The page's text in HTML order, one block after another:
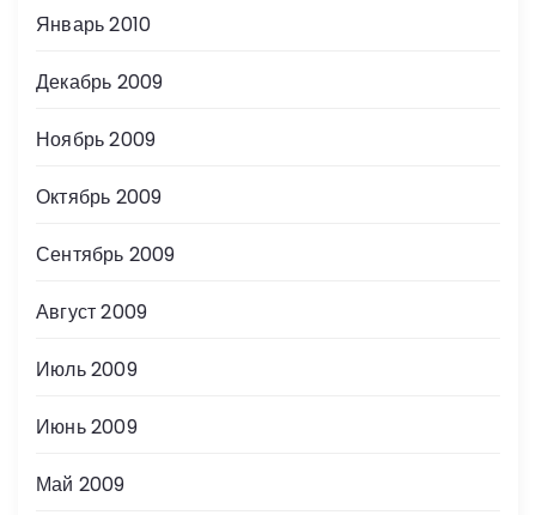
Январь 2010
Декабрь 2009
Ноябрь 2009
Октябрь 2009
Сентябрь 2009
Август 2009
Июль 2009
Июнь 2009
Май 2009